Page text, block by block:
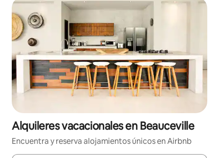
Alquileres vacacionales en Beauceville
Encuentra y reserva alojamientos únicos en Airbnb